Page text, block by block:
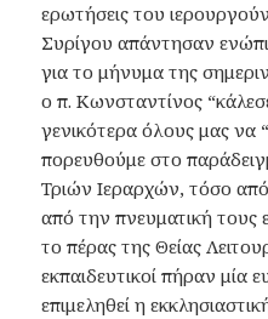
ερωτήσεις του
Συρίγου απάντησαν
για το μήνυμα της
ο π. Κωνσταντίνος
γενικότερα όλους μας να
πορευθούμε στο
Τριών Ιεραρχών, τόσο
από την πνευματική τους
το πέρας της Θείας
εκπαιδευτικοί πήραν μία
επιμεληθεί η